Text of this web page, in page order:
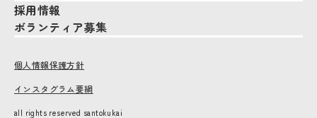
採用情報
ボランティア募集
個人情報保護方針
インスタグラム要綱
all rights reserved santokukai